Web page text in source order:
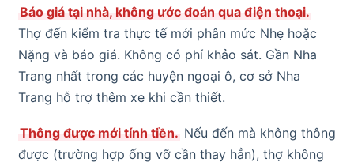
Báo giá tại nhà, không ước đoán qua điện thoại.
Thợ đến kiểm tra thực tế mới phân mức Nhẹ hoặc
Nặng và báo giá. Không có phí khảo sát. Gần Nha
Trang nhất trong các huyện ngoại ô, cơ sở Nha
Trang hỗ trợ thêm xe khi cần thiết.
Thông được mới tính tiền. Nếu đến mà không thông
được (trường hợp ống vỡ cần thay hẳn), thợ không